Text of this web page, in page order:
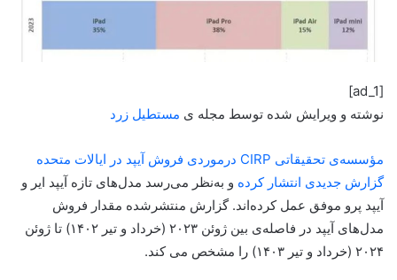
[ad_1]
نوشته و ویرایش شده توسط مجله ی مستطیل زرد
مؤسسه‌ی تحقیقاتی CIRP درمورد‌ی فروش آیپد در ایالات متحده
گزارش جدیدی انتشار کرده و به‌نظر می‌رسد مدل‌های تازه آیپد‌ ایر و
آیپد پرو موفق عمل کرده‌اند. گزارش منتشرشده مقدار فروش
مدل‌های آیپد در فاصله‌ی بین ژوئن ۲۰۲۳ (خرداد و تیر ۱۴۰۲) تا ژوئن
۲۰۲۴ (خرداد و تیر ۱۴۰۳) را مشخص می کند.